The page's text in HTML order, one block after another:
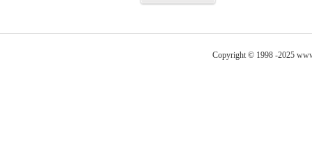
Copyright © 1998 -2025